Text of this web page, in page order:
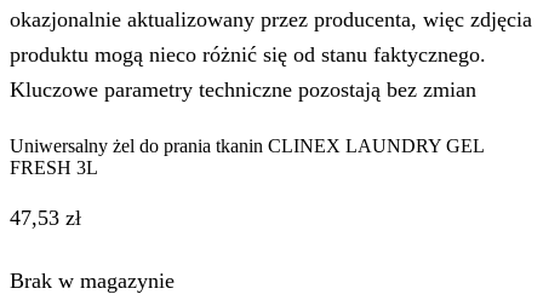
okazjonalnie aktualizowany przez producenta, więc zdjęcia
produktu mogą nieco różnić się od stanu faktycznego.
Kluczowe parametry techniczne pozostają bez zmian
Uniwersalny żel do prania tkanin CLINEX LAUNDRY GEL
FRESH 3L
47,53 zł
Brak w magazynie